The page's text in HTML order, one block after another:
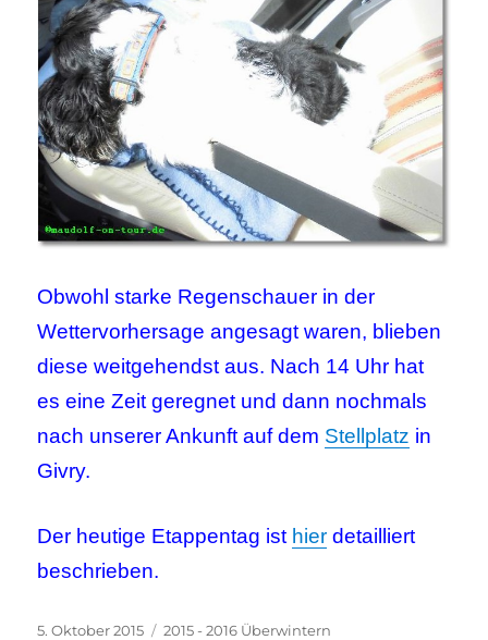
Obwohl starke Regenschauer in der
Wettervorhersage angesagt waren, blieben
diese weitgehendst aus. Nach 14 Uhr hat
es eine Zeit geregnet und dann nochmals
nach unserer Ankunft auf dem Stellplatz in
Givry.
Der heutige Etappentag ist hier detailliert
beschrieben.
Veröffentlicht
5. Oktober 2015 Kategorien
2015 - 2016 Überwintern